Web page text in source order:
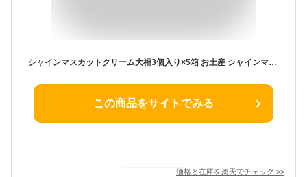
シャインマスカットクリーム大福3個入り×5箱 お土産 シャインマスカットクリーム大福 やまなし おみやげ シャインマスカット ぶどう ブドウ ゼリー まんじゅう お菓子 ワイエムカンパニー【冷凍】
この商品をサイトでみる
価格と在庫を楽天でチェック >>